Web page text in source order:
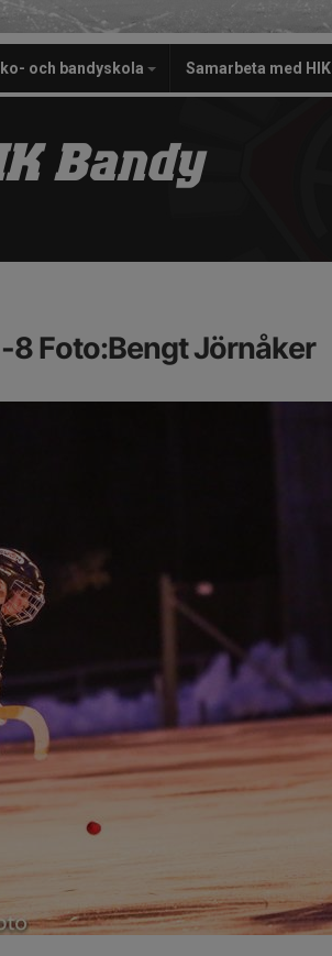
och bandyskola Samarbeta med HIK
Bandy
8 Foto:Bengt Jörnåker